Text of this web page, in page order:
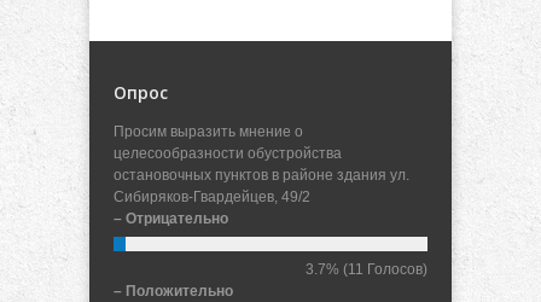
Опрос
Просим выразить мнение о
целесообразности обустройства
остановочных пунктов в районе здания ул.
Сибиряков-Гвардейцев, 49/2
– Отрицательно
3.7% (11 Голосов)
– Положительно